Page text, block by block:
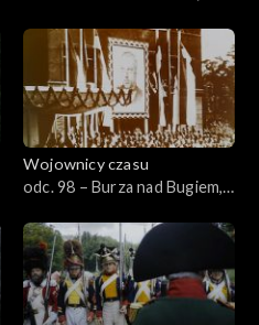
Wojownicy czasu
odc. 98 – Burza nad Bugiem,